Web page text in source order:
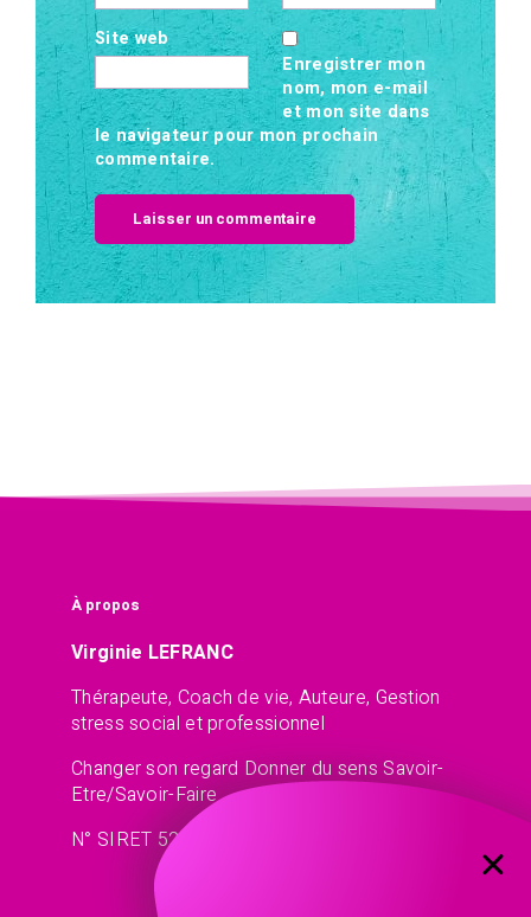
Site web
Enregistrer mon
nom, mon e-mail
et mon site dans
le navigateur pour mon prochain
commentaire.
À propos
Virginie LEFRANC
Thérapeute, Coach de vie, Auteure, Gestion
stress social et professionnel
Changer son regard Donner du sens Savoir-
Etre/Savoir-Faire
N° SIRET 521 45 77 13